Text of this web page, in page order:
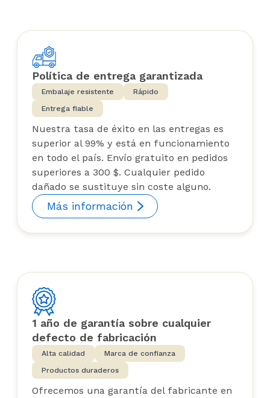
Política de entrega garantizada
Embalaje resistente
Rápido
Entrega fiable
Nuestra tasa de éxito en las entregas es
superior al 99% y está en funcionamiento
en todo el país. Envío gratuito en pedidos
superiores a 300 $. Cualquier pedido
dañado se sustituye sin coste alguno.
Más información
1 año de garantía sobre cualquier
defecto de fabricación
Alta calidad
Marca de confianza
Productos duraderos
Ofrecemos una garantía del fabricante en